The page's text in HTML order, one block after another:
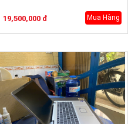
19,500,000 đ Mua Hàng